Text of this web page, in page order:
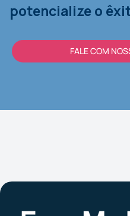
potencialize o
FALE COM